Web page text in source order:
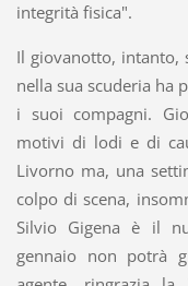
integrità fisica".
Il giovanotto, intanto,
nella sua scuderia ha
i suoi compagni.
motivi di lodi e di
Livorno ma, una
colpo di scena,
Silvio Gigena è il
gennaio non potrà